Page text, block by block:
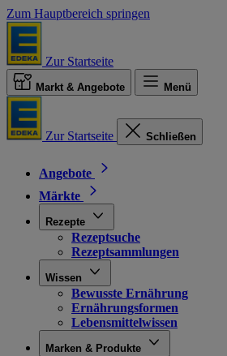
Zum Hauptbereich springen
Zur Startseite
Markt & Angebote Menü
Zur Startseite Schließen
Angebote
Märkte
Rezepte
Rezeptsuche
Rezeptsammlungen
Wissen
Bewusste Ernährung
Ernährungsformen
Lebensmittelwissen
Marken & Produkte